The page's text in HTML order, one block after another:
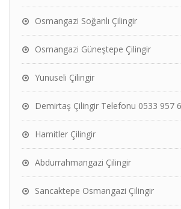
Osmangazi Soğanlı Çilingir
Osmangazi Güneştepe Çilingir
Yunuseli Çilingir
Demirtaş Çilingir Telefonu 0533 957
Hamitler Çilingir
Abdurrahmangazi Çilingir
Sancaktepe Osmangazi Çilingir